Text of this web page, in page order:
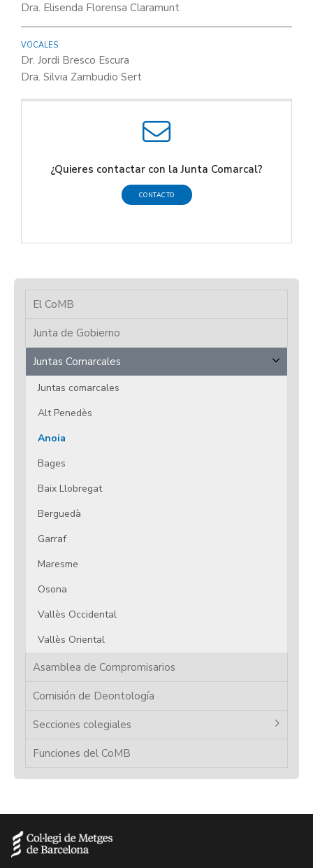
Dra. Elisenda Florensa Claramunt
VOCALES
Dr. Jordi Bresco Escura
Dra. Silvia Zambudio Sert
¿Quieres contactar con la Junta Comarcal?
CONTACTO
El CoMB
Junta de Gobierno
Juntas Comarcales
Juntas comarcales
Alt Penedès
Anoia
Bages
Baix Llobregat
Berguedà
Garraf
Maresme
Osona
Vallès Occidental
Vallès Oriental
Asamblea de Compromisarios
Comisión de Deontología
Secciones colegiales
Funciones del CoMB